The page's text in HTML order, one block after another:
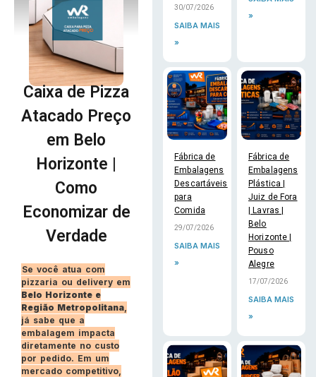
Caixa de Pizza
Atacado Preço
em Belo
Horizonte |
Como
Economizar de
Verdade
Se você atua com
pizzaria ou delivery em
Belo Horizonte e
Região Metropolitana
já sabe que a
embalagem impacta
diretamente no custo
por pedido. Em um
mercado competitivo,
30/07/2026
SAIBA MAIS
»
»
Fábrica de
Embalagens
Descartáveis
para
Comida
29/07/2026
SAIBA MAIS
»
Fábrica de
Embalagens
Plástica |
Juiz de Fora
| Lavras |
Belo
Horizonte |
Pouso
Alegre
17/07/2026
SAIBA MAIS
»